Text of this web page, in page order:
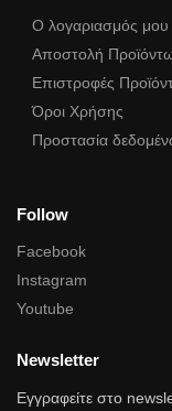
Ο λογαριασμός μου
Αποστολή
Επιστροφές
Όροι Χρήσης
Προστασία
Follow
Facebook
Instagram
Youtube
Newsletter
Εγγραφείτε στο